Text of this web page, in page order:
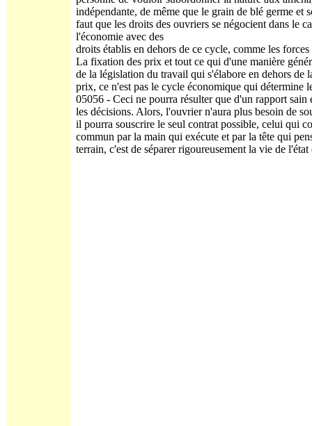
indépendante, de même que le grain de blé germe et
faut que les droits des ouvriers se négocient dans le
l'économie avec des
droits établis en dehors de ce cycle, comme les
La fixation des prix et tout ce qui d'une manière
de la législation du travail qui s'élabore en dehors
prix, ce n'est pas le cycle économique qui détermine
05056 - Ceci ne pourra résulter que d'un rapport
les décisions. Alors, l'ouvrier n'aura plus be­soin de
il pourra souscrire le seul contrat possible, celui qui
commun par la main qui exécute et par la tête qui
terrain, c'est de séparer rigoureusement la vie de